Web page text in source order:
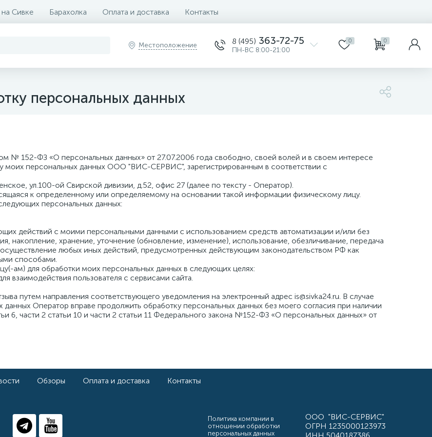
Сивке Барахолка Оплата и доставка Контакты
Местоположение 8 (495) 363-72-75
ПН-ВС 8:00-21:00
0 0
персональных данных
№ 152-ФЗ «О персональных данных» от 27.07.2006 года свободно, своей волей и в своем интересе
моих персональных данных ООО "ВИС-СЕРВИС", зарегистрированным в соответствии с
ул.100-ой Свирской дивизии, д.52, офис 27 (далее по тексту - Оператор).
к определенному или определяемому на основании такой информации физическому лицу.
персональных данных:
действий с моими персональными данными с использованием средств автоматизации и/или без
накопление, хранение, уточнение (обновление, изменение), использование, обезличивание, передача
любых иных действий, предусмотренных действующим законодательством РФ как
способами.
ам) для обработки моих персональных данных в следующих целях:
взаимодействия пользователя с сервисами сайта.
путем направления соответствующего уведомления на электронный адрес is@sivka24.ru. В случае
Оператор вправе продолжить обработку персональных данных без моего согласия при наличии
6, части 2 статьи 10 и части 2 статьи 11 Федерального закона №152-ФЗ «О персональных данных» от
Обзоры Оплата и доставка Контакты
Политика компании в
отношении обработки
персональных данных
ООО "ВИС-СЕРВИС"
ОГРН 1235000123973